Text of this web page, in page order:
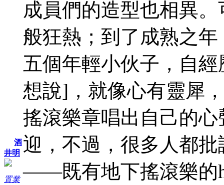
酒
井明
置業
成員們的造型也相異
般狂熱；到了成熟之
五個年輕小伙子，自
想說]，就像心有靈犀
搖滾樂章唱出自己的
迎，不過，很多人都
——既有地下搖滾樂的